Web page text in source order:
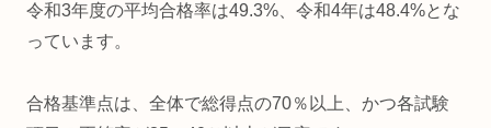
令和3年度の平均合格率は49.3%、令和4年は48.4%とな
っています。
合格基準点は、全体で総得点の70％以上、かつ各試験